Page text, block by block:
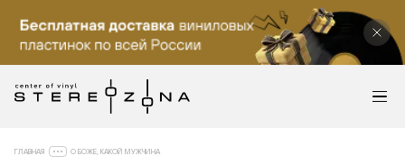
ГЛАВНАЯ О БОЖЕ, КАКОЙ МУЖЧИНА